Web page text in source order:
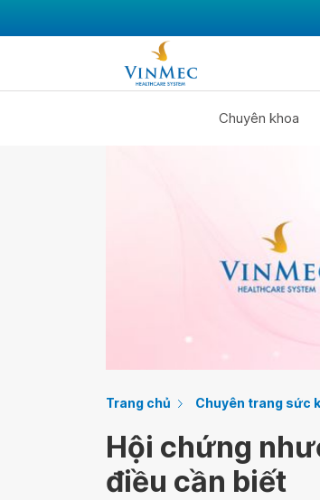
Chuyên khoa
Trang chủ Chuyên trang sức
Hội chứng
điều cần biết